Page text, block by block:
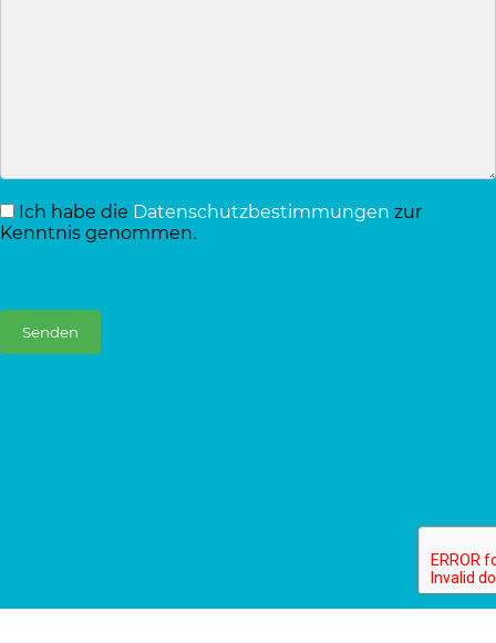
Ich habe die Datenschutzbestimmungen zur
Kenntnis genommen.